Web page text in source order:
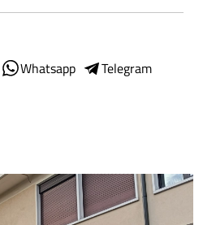
Whatsapp
Telegram